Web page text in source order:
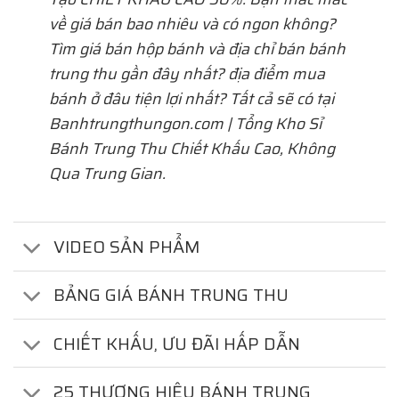
về giá bán bao nhiêu và có ngon không?
Tìm giá bán hộp bánh và địa chỉ bán bánh
trung thu gần đây nhất? địa điểm mua
bánh ở đâu tiện lợi nhất? Tất cả sẽ có tại
Banhtrungthungon.com | Tổng Kho Sỉ
Bánh Trung Thu Chiết Khấu Cao, Không
Qua Trung Gian.
VIDEO SẢN PHẨM
BẢNG GIÁ BÁNH TRUNG THU
CHIẾT KHẤU, ƯU ĐÃI HẤP DẪN
25 THƯƠNG HIỆU BÁNH TRUNG